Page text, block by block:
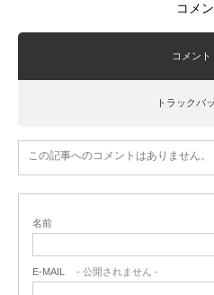
コメ
コメント
トラックバ
この記事へのコメントはありません。
名前
E-MAIL - 公開されません -